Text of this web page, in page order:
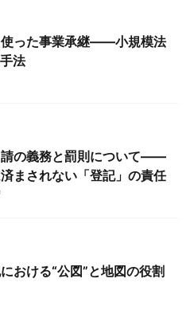
使った事業承継――小規模法
法
請の義務と罰則について――
まされない「登記」の責任
おける“公図”と地図の役割